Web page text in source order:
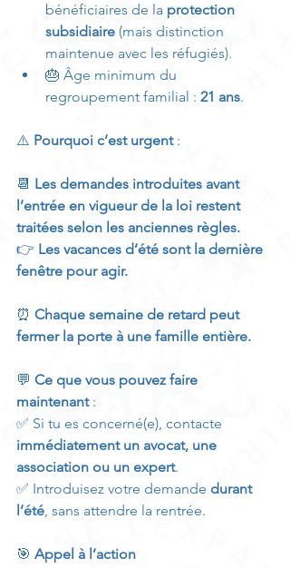
bénéficiaires de la protection
subsidiaire (mais distinction
maintenue avec les réfugiés).
🎂 Âge minimum du
regroupement familial : 21 ans.
⚠️ Pourquoi c’est urgent :
📆 Les demandes introduites avant
l’entrée en vigueur de la loi restent
traitées selon les anciennes règles.
👉 Les vacances d’été sont la dernière
fenêtre pour agir.
⏰ Chaque semaine de retard peut
fermer la porte à une famille entière.
💬 Ce que vous pouvez faire
maintenant :
✅ Si tu es concerné(e), contacte
immédiatement un avocat, une
association ou un expert.
✅ Introduisez votre demande durant
l’été, sans attendre la rentrée.
🎯 Appel à l’action